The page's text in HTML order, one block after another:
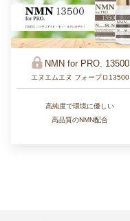
NMN for PRO. 13500
エヌエムエヌ フォープロ13500
高純度で環境に優しい
高品質のNMN配合